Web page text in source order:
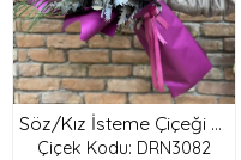
Söz/Kız İsteme Çiçeği Buketi
Çiçek Kodu: DRN3082